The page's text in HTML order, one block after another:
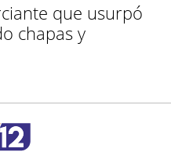
que usurpó
chapas y